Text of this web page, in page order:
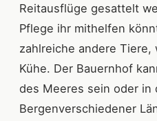
Reitausflüge gesattelt
Pflege ihr mithelfen
zahlreiche andere
Kühe. Der Bauernhof
des Meeres sein oder in
Bergenverschiedener